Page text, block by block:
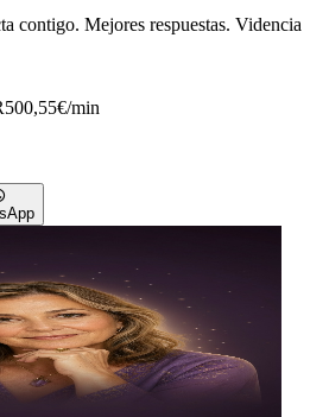
contigo. Mejores respuestas. Videncia
0,55€/min